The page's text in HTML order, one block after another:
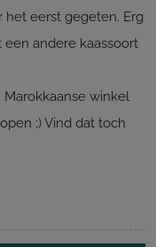
het eerst gegeten. Erg
andere kaassoort
winkel
;) Vind dat toch